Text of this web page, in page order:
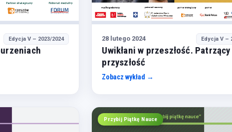
Edycja V – 2023/2024 28 lutego 2024 Edycja V –
Uwikłani w przeszłość. Patrzący
przyszłość
Zobacz wykład →
Przybij Piątkę Nauce